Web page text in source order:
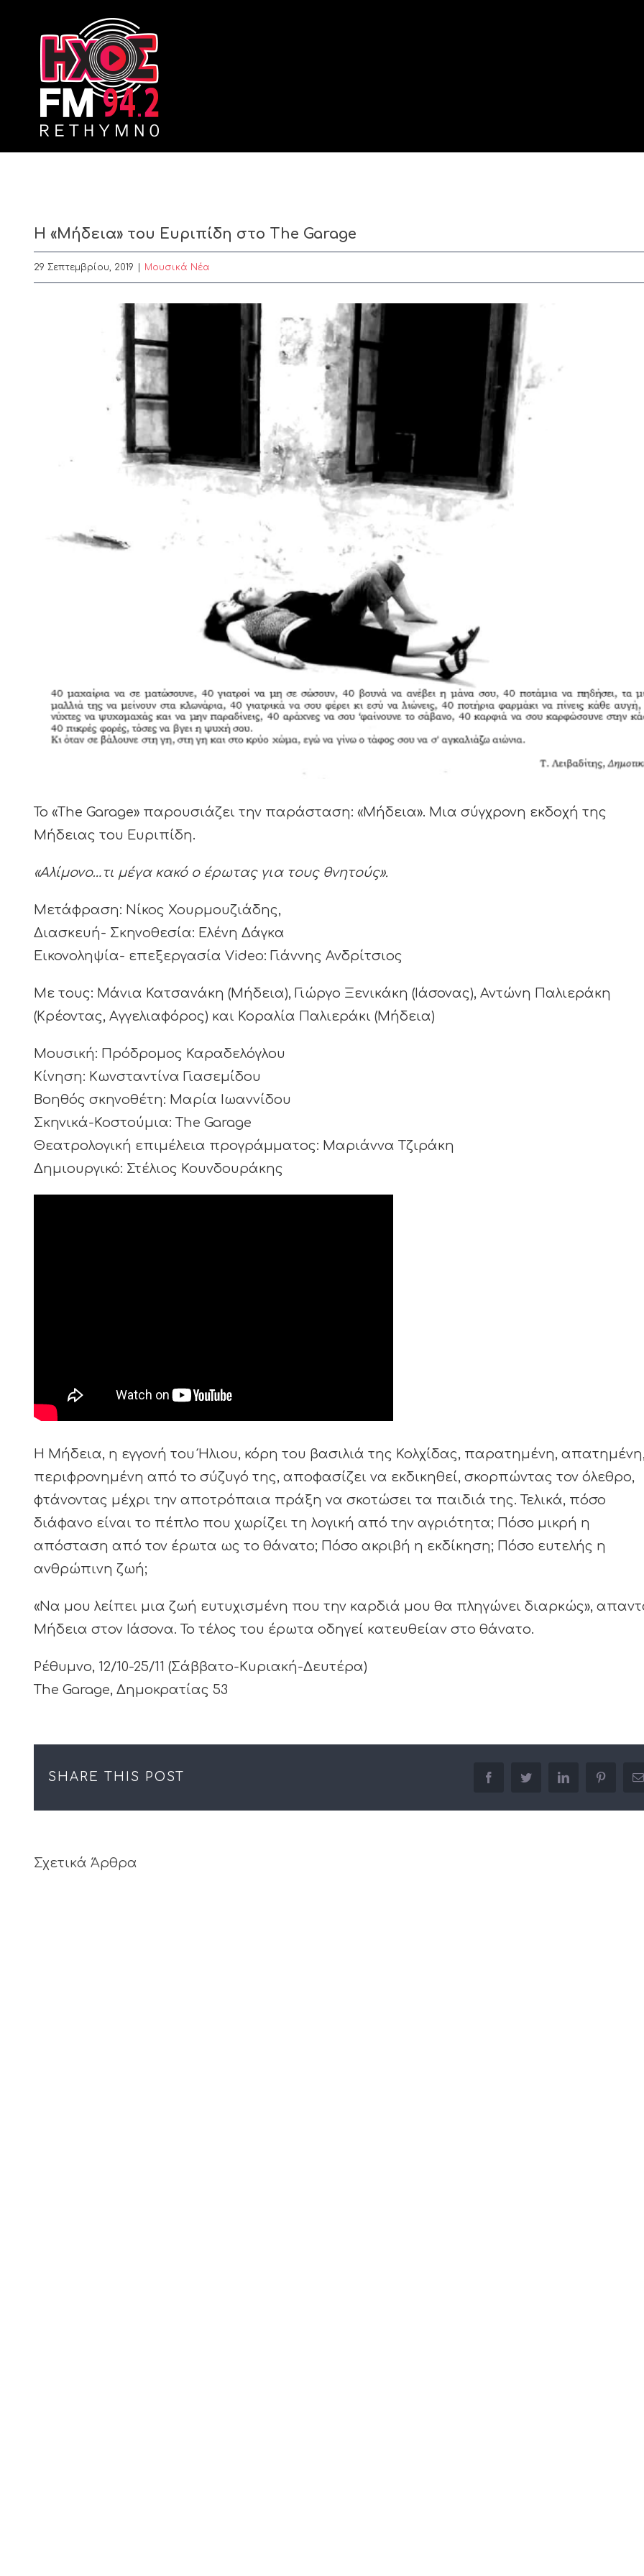
Η «Μήδεια» του Ευριπίδη στο The Garage
29 Σεπτεμβρίου, 2019 Μουσικά Νέα
Το «The Garage» παρουσιάζει την παράσταση: «Μήδεια». Μια σύγχρονη εκδοχή της
Μήδειας του Ευριπίδη.
«Αλίμονο…τι μέγα κακό ο έρωτας για τους θνητούς».
Μετάφραση: Νίκος Χουρμουζιάδης,
Διασκευή- Σκηνοθεσία: Ελένη Δάγκα
Εικονοληψία- επεξεργασία Video: Γιάννης Ανδρίτσιος
Με τους: Μάνια Κατσανάκη (Μήδεια), Γιώργο Ξενικάκη (Ιάσονας), Αντώνη Παλιεράκη
(Κρέοντας, Αγγελιαφόρος) και Κοραλία Παλιεράκι (Μήδεια)
Μουσική: Πρόδρομος Καραδελόγλου
Κίνηση: Κωνσταντίνα Γιασεμίδου
Βοηθός σκηνοθέτη: Μαρία Ιωαννίδου
Σκηνικά-Κοστούμια: The Garage
Θεατρολογική επιμέλεια προγράμματος: Μαριάννα Τζιράκη
Δημιουργικό: Στέλιος Κουνδουράκης
Η Μήδεια, η εγγονή του Ήλιου, κόρη του βασιλιά της Κολχίδας, παρατημένη, απατημένη,
περιφρονημένη από το σύζυγό της, αποφασίζει να εκδικηθεί, σκορπώντας τον όλεθρο,
φτάνοντας μέχρι την αποτρόπαια πράξη να σκοτώσει τα παιδιά της. Τελικά, πόσο
διάφανο είναι το πέπλο που χωρίζει τη λογική από την αγριότητα; Πόσο μικρή η
απόσταση από τον έρωτα ως το θάνατο; Πόσο ακριβή η εκδίκηση; Πόσο ευτελής η
ανθρώπινη ζωή;
«Να μου λείπει μια ζωή ευτυχισμένη που την καρδιά μου θα πληγώνει διαρκώς»,
Μήδεια στον Ιάσονα. Το τέλος του έρωτα οδηγεί κατευθείαν στο θάνατο.
Ρέθυμνο, 12/10-25/11 (Σάββατο-Κυριακή-Δευτέρα)
The Garage, Δημοκρατίας 53
SHARE THIS POST facebooktwitter linkedin pinterest
Σχετικά Άρθρα